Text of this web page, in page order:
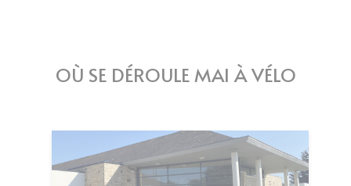
OÙ SE DÉROULE MAI À VÉLO